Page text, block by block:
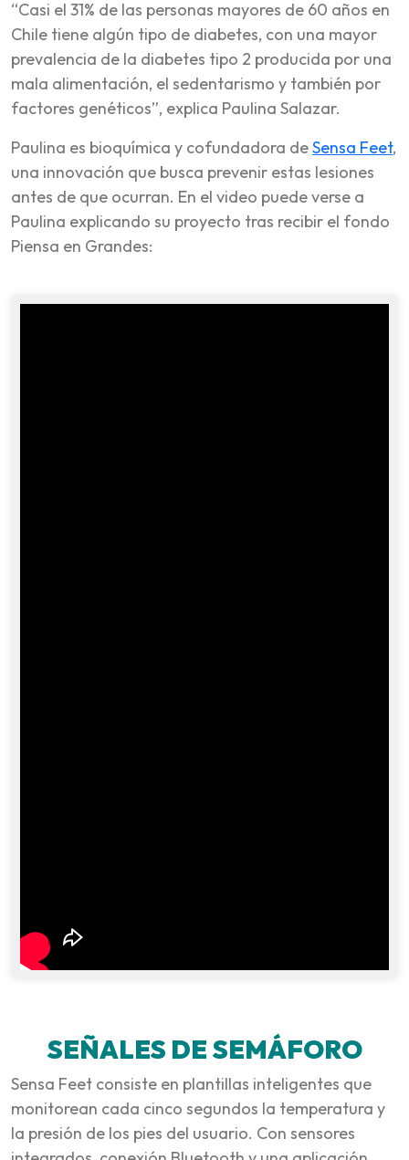
“Casi el 31% de las personas mayores de 60 años en
Chile tiene algún tipo de diabetes, con una mayor
prevalencia de la diabetes tipo 2 producida por una
mala alimentación, el sedentarismo y también por
factores genéticos”, explica Paulina Salazar.
Paulina es bioquímica y cofundadora deSensa Feet,
una innovación que busca prevenir estas lesiones
antes de que ocurran. En el video puede verse a
Paulina explicando su proyecto tras recibir el fondo
Piensa en Grandes:
SEÑALES DE SEMÁFORO
Sensa Feet consiste en plantillas inteligentes que
monitorean cada cinco segundos la temperatura y
la presión de los pies del usuario. Con sensores